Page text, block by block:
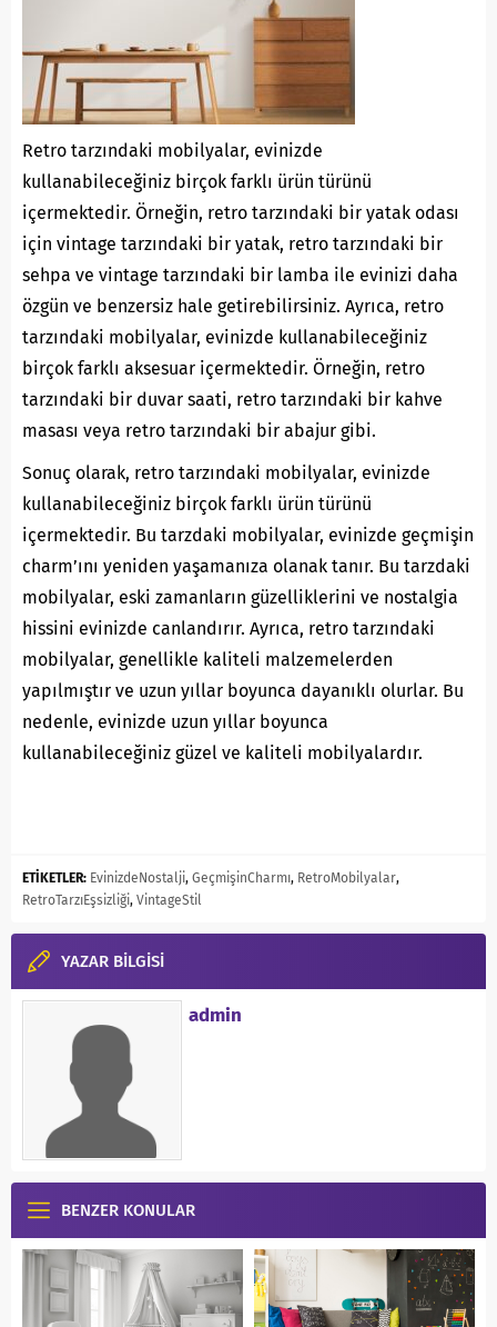
Retro tarzındaki mobilyalar, evinizde
kullanabileceğiniz birçok farklı ürün türünü
içermektedir. Örneğin, retro tarzındaki bir yatak odası
için vintage tarzındaki bir yatak, retro tarzındaki bir
sehpa ve vintage tarzındaki bir lamba ile evinizi daha
özgün ve benzersiz hale getirebilirsiniz. Ayrıca, retro
tarzındaki mobilyalar, evinizde kullanabileceğiniz
birçok farklı aksesuar içermektedir. Örneğin, retro
tarzındaki bir duvar saati, retro tarzındaki bir kahve
masası veya retro tarzındaki bir abajur gibi.
Sonuç olarak, retro tarzındaki mobilyalar, evinizde
kullanabileceğiniz birçok farklı ürün türünü
içermektedir. Bu tarzdaki mobilyalar, evinizde geçmişin
charm’ını yeniden yaşamanıza olanak tanır. Bu tarzdaki
mobilyalar, eski zamanların güzelliklerini ve nostalgia
hissini evinizde canlandırır. Ayrıca, retro tarzındaki
mobilyalar, genellikle kaliteli malzemelerden
yapılmıştır ve uzun yıllar boyunca dayanıklı olurlar. Bu
nedenle, evinizde uzun yıllar boyunca
kullanabileceğiniz güzel ve kaliteli mobilyalardır.
ETİKETLER: EvinizdeNostalji, GeçmişinCharmı, RetroMobilyalar,
RetroTarzıEşsizliği, VintageStil
YAZAR BİLGİSİ
admin
BENZER KONULAR